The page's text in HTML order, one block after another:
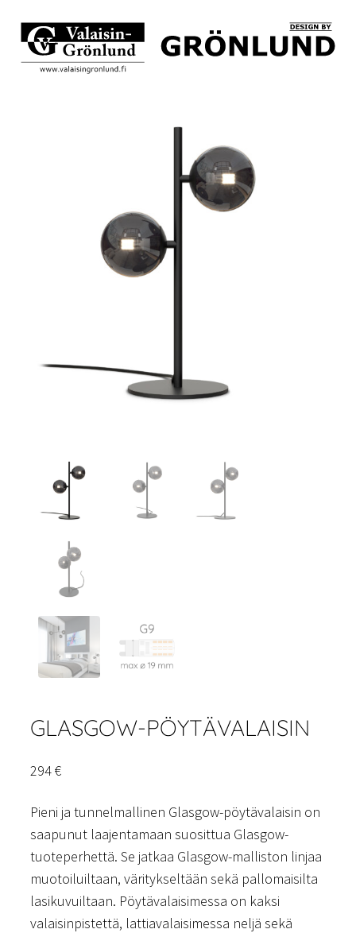
GLASGOW-PÖYTÄVALAISIN
294€
Pieni ja tunnelmallinen Glasgow-pöytävalaisin on
saapunut laajentamaan suosittua Glasgow-
tuoteperhettä. Se jatkaa Glasgow-malliston linjaa
muotoiluiltaan, väritykseltään sekä pallomaisilta
lasikuvuiltaan. Pöytävalaisimessa on kaksi
valaisinpistettä, lattiavalaisimessa neljä sekä